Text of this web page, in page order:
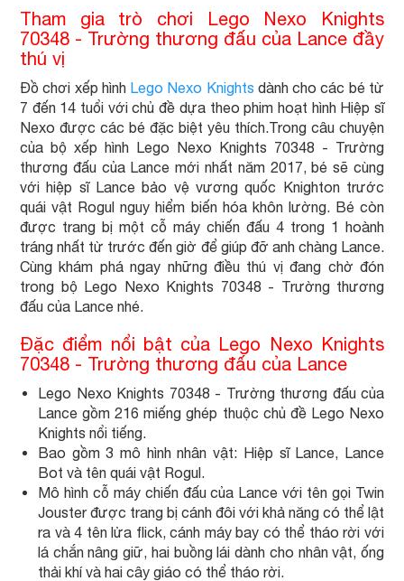
Tham gia trò chơi Lego Nexo Knights
70348 - Trường thương đấu của Lance đầy
thú vị
Đồ chơi xếp hình Lego Nexo Knights dành cho các bé từ
7 đến 14 tuổi với chủ đề dựa theo phim hoạt hình Hiệp sĩ
Nexo được các bé đặc biệt yêu thích.Trong câu chuyện
của bộ xếp hình Lego Nexo Knights 70348 - Trường
thương đấu của Lance mới nhất năm 2017, bé sẽ cùng
với hiệp sĩ Lance bảo vệ vương quốc Knighton trước
quái vật Rogul nguy hiểm biến hóa khôn lường. Bé còn
được trang bị một cỗ máy chiến đấu 4 trong 1 hoành
tráng nhất từ trước đến giờ để giúp đỡ anh chàng Lance.
Cùng khám phá ngay những điều thú vị đang chờ đón
trong bộ Lego Nexo Knights 70348 - Trường thương
đấu của Lance nhé.
Đặc điểm nổi bật của Lego Nexo Knights
70348 - Trường thương đấu của Lance
Lego Nexo Knights 70348 - Trường thương đấu của
Lance gồm 216 miếng ghép thuộc chủ đề Lego Nexo
Knights nổi tiếng.
Bao gồm 3 mô hình nhân vật: Hiệp sĩ Lance, Lance
Bot và tên quái vật Rogul.
Mô hình cỗ máy chiến đấu của Lance với tên gọi Twin
Jouster được trang bị cánh đôi với khả năng có thể lật
ra và 4 tên lửa flick, cánh máy bay có thể tháo rời với
lá chắn nâng giữ, hai buồng lái dành cho nhân vật, ống
thải khí và hai cây giáo có thể tháo rời.